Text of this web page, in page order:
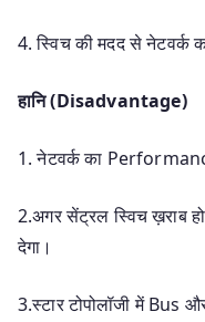
4. स्विच की मदद से
हानि (Disadvantage)
1. नेटवर्क का
2.अगर सेंट्रल स्विच ख़राब
देगा।
3.स्टार टोपोलॉजी में Bus